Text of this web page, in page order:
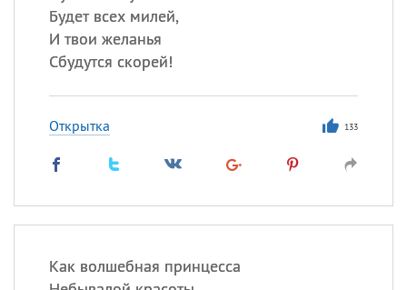
Будет всех милей,
И твои желанья
Сбудутся скорей!
Открытка 133
Как волшебная принцесса